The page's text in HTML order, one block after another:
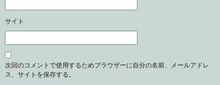
サイト
次回のコメントで使用するためブラウザーに自分の名前、メールアドレ
ス、サイトを保存する。